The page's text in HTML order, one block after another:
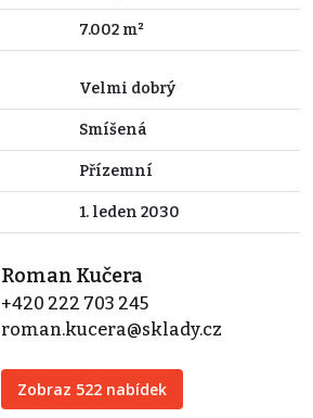
7.002 m²
Velmi dobrý
Smíšená
Přízemní
1. leden 2030
Roman Kučera
+420 222 703 245
roman.kucera@sklady.cz
Zobraz 522 nabídek